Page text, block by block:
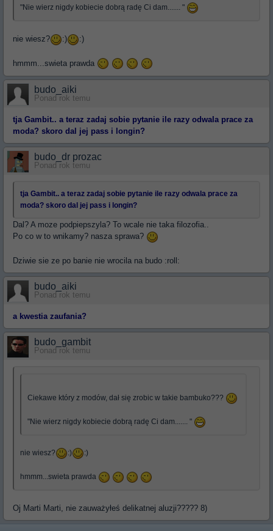
"Nie wierz nigdy kobiecie dobrą radę Ci dam....... "
nie wiesz? :) :)
hmmm...swieta prawda
budo_aiki
Ponad rok temu
tja Gambit.. a teraz zadaj sobie pytanie ile razy odwala prace za
moda? skoro dal jej pass i longin?
budo_dr prozac
Ponad rok temu
tja Gambit.. a teraz zadaj sobie pytanie ile razy odwala prace za
moda? skoro dal jej pass i longin?
Dal? A moze podpiepszyla? To wcale nie taka filozofia..
Po co w to wnikamy? nasza sprawa?
Dziwie sie ze po banie nie wrocila na budo :roll:
budo_aiki
Ponad rok temu
a kwestia zaufania?
budo_gambit
Ponad rok temu
Ciekawe który z modów, dał się zrobic w takie bambuko???
"Nie wierz nigdy kobiecie dobrą radę Ci dam....... "
nie wiesz? :) :)
hmmm...swieta prawda
Oj Marti Marti, nie zauważyłeś delikatnej aluzji????? 8)